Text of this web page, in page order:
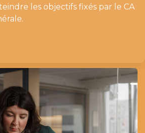
les objectifs fixés par le CA